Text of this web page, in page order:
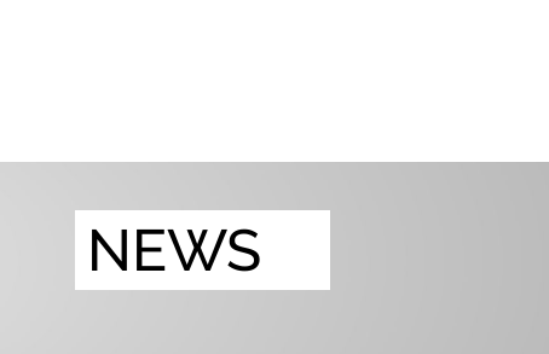
NEWS